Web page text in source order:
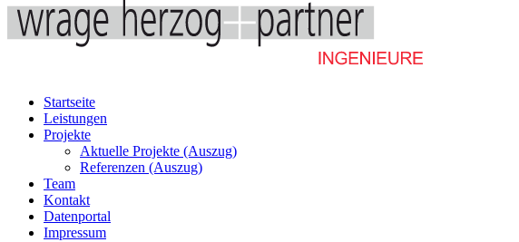
Startseite
Leistungen
Projekte
Aktuelle Projekte (Auszug)
Referenzen (Auszug)
Team
Kontakt
Datenportal
Impressum